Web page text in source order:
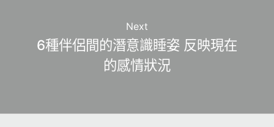
Next
6種伴侶間的潛意識睡姿 反映現在
的感情狀況